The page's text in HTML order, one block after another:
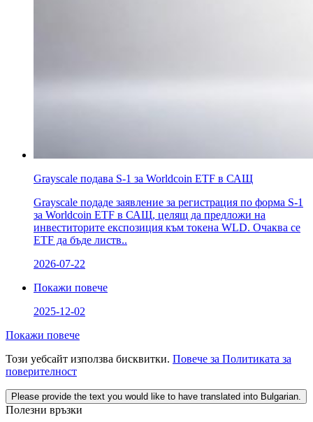
Grayscale подава S-1 за Worldcoin ETF в САЩ
Grayscale подаде заявление за регистрация по форма S-1
за Worldcoin ETF в САЩ, целящ да предложи на
инвеститорите експозиция към токена WLD. Очаква се
ETF да бъде листв..
2026-07-22
Покажи повече
2025-12-02
Покажи повече
Този уебсайт използва бисквитки. Повече за Политиката за
поверителност
Please provide the text you would like to have translated into Bulgarian.
Полезни връзки